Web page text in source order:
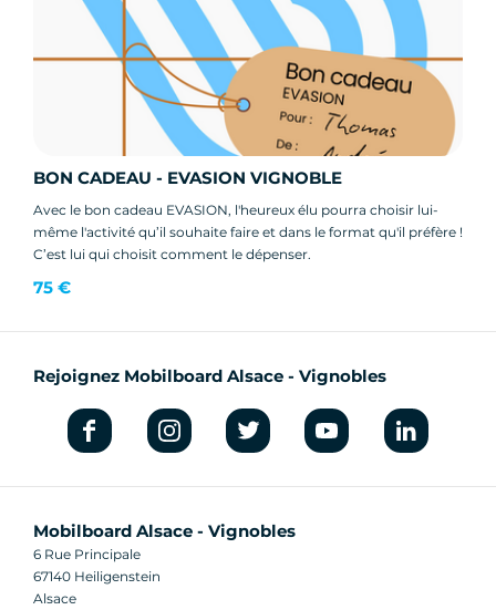
BON CADEAU - EVASION VIGNOBLE
Avec le bon cadeau EVASION, l'heureux élu pourra choisir lui-
même l'activité qu’il souhaite faire et dans le format qu'il préfère !
C’est lui qui choisit comment le dépenser.
75 €
Rejoignez Mobilboard Alsace - Vignobles
Mobilboard Alsace - Vignobles
6 Rue Principale
67140 Heiligenstein
Alsace